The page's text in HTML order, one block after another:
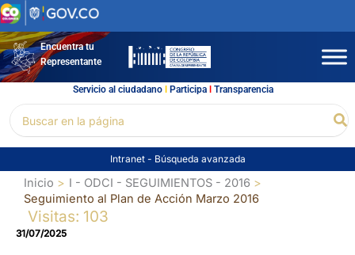
Ir
al
contenidoEncuentra tu
Representante
Servicio al ciudadano l Participal Transparencia
por:
Intranet - Búsqueda avanzada
Inicio
I - ODCI - SEGUIMIENTOS - 2016
Seguimiento al Plan de Acción Marzo 2016
Visitas: 103
31/07/2025